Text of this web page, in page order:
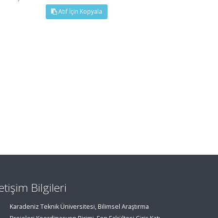
Atıf İçin Kopyala
Bilgileri
Karadeniz Teknik Üniversitesi, Bilimsel Araştırma